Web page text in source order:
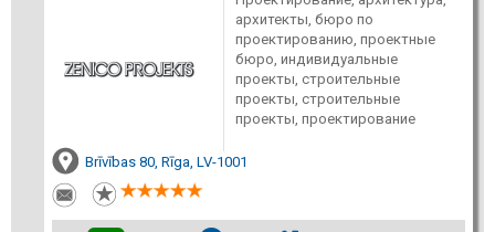
архитекты, бюро по
проектированию, проектные
бюро, индивидуальные
проекты, строительные
проекты, строительные
проекты, проектирование
Brīvības 80, Rīga, LV-1001